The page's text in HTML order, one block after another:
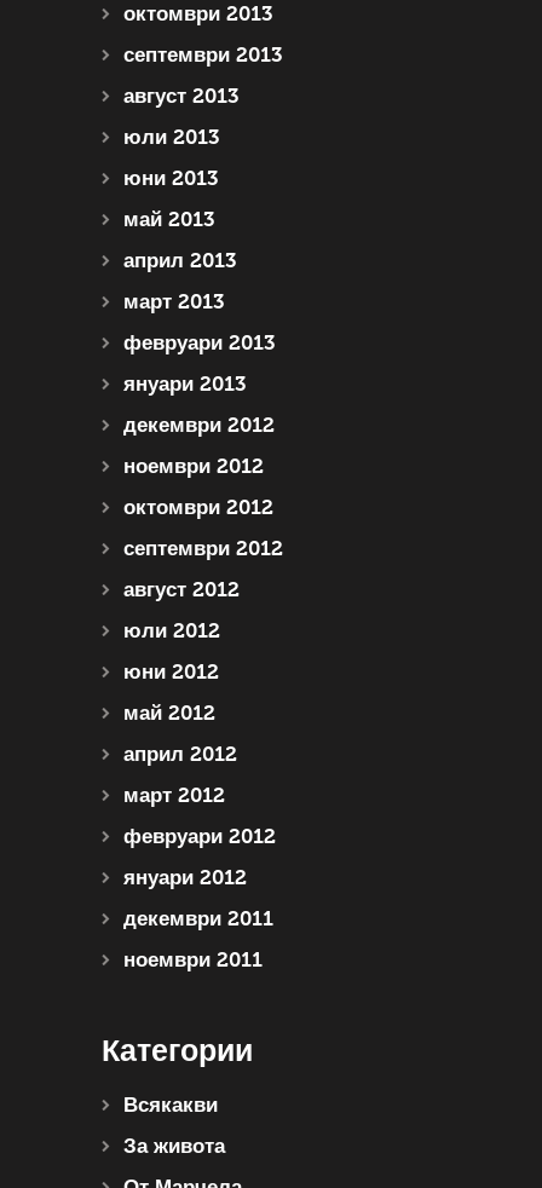
октомври 2013
септември 2013
август 2013
юли 2013
юни 2013
май 2013
април 2013
март 2013
февруари 2013
януари 2013
декември 2012
ноември 2012
октомври 2012
септември 2012
август 2012
юли 2012
юни 2012
май 2012
април 2012
март 2012
февруари 2012
януари 2012
декември 2011
ноември 2011
Категории
Всякакви
За живота